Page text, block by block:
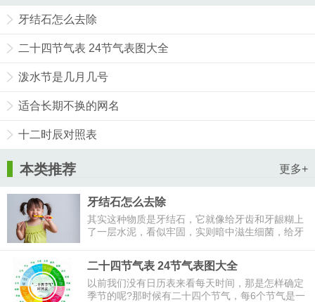
牙结石怎么去除
二十四节气表 24节气表图大全
泼水节是几月几号
适合长期不换的网名
十二时辰对照表
本类推荐 更多+
牙结石怎么去除
其实这种物质是牙结石，它就像给牙齿和牙龈糊上
了一层水泥，看似牢固，实则暗中滋生细菌，给牙
二十四节气表 24节气表图大全
以前我们没有日历表来看每天时间，那是怎样确定
季节的呢?那时候有二十四个节气，每6个节气是一